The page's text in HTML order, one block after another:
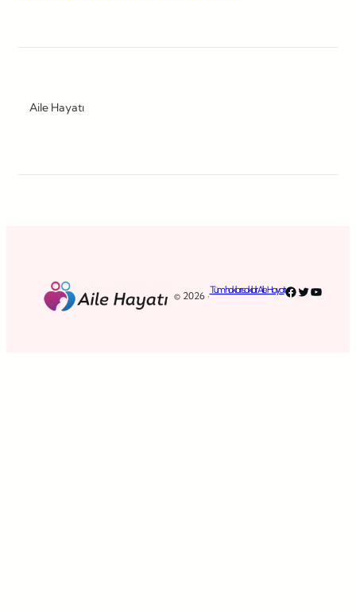
Aile Hayatı
© 2026 ·
Tüm hakları saklıdır. Aile HayatıFacebook
Twitter